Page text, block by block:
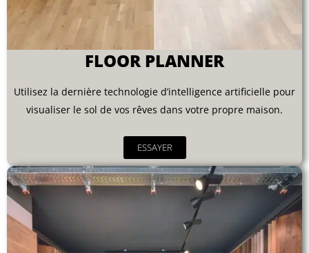
FLOOR PLANNER
Utilisez la dernière technologie d’intelligence artificielle pour
visualiser le sol de vos rêves dans votre propre maison.
ESSAYER